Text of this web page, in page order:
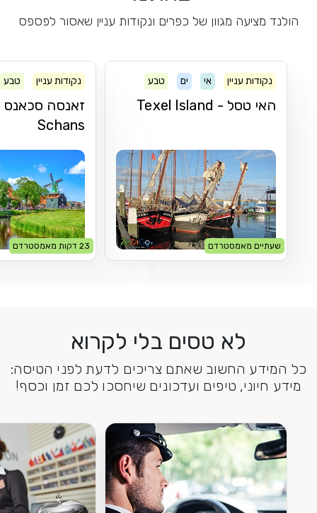
הולנד מציעה מגוון של כפרים ונקודות עניין שאסור לפספס
נקודות עניין אי ים טבע
האי טסל - Texel Island
שעתיים מאמסטרדם
נקודות עניין טבע
Schans
23 דקות מאמסטרדם
לא טסים בלי לקרוא
כל המידע החשוב שאתם צריכים לדעת לפני הטיסה:
מידע חיוני, טיפים ועדכונים שיחסכו לכם זמן וכסף!